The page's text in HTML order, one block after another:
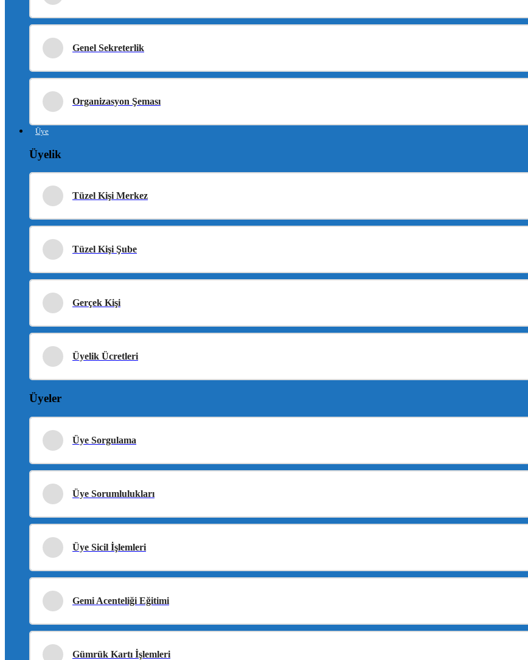
Genel Sekreterlik
Organizasyon Şeması
Üye
Üyelik
Tüzel Kişi Merkez
Tüzel Kişi Şube
Gerçek Kişi
Üyelik Ücretleri
Üyeler
Üye Sorgulama
Üye Sorumlulukları
Üye Sicil İşlemleri
Gemi Acenteliği Eğitimi
Gümrük Kartı İşlemleri